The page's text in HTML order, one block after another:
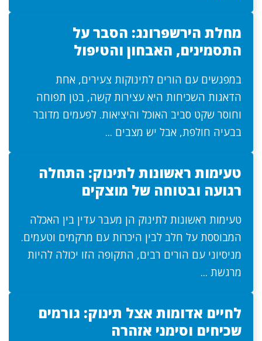
מחלת הירשפרונג: הסבר על
התסמינים, האבחון והטיפול
במפגשים עם הורים לתינוקות צעירים, אחת
הדאגות השכיחות היא עצירות קשה, בטן תפוחה
וחוסר שקט סביב האוכל והיציאות. לפעמים מדובר
בבעיה חולפת, אבל יש מצבים ...
טעימות ראשונות לתינוק: התחלה
רגועה ובטוחה של מוצקים
טעימות ראשונות לתינוק הן מעבר עדין בין האכלה
המבוססת על חלב לבין היכרות עם מרקמים וטעמים.
מניסיוני עם הורים רבים, התקופה הזו יכולה להיות
מרגשת ...
לחיים אדומות אצל תינוק: גורמים
שכיחים וסימני אזהרה